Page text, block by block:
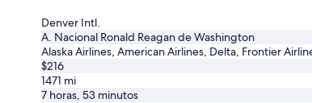
Denver Intl.
A. Nacional Ronald Reagan de Washington
Alaska Airlines, American Airlines, Delta, Frontier
$216
1471 mi
7 horas, 53 minutos